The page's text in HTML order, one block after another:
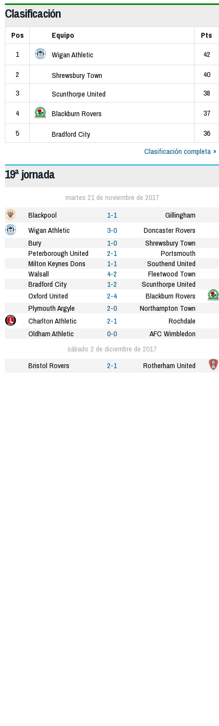
Clasificación
Pos Equipo
Pts
1
Wigan Athletic
42
2
Shrewsbury Town
40
3
Scunthorpe United
38
4
Blackburn Rovers
37
5
Bradford City
36
Clasificación completa
19ª jornada
martes 21 de noviembre de 2017
Blackpool
1-1
Gillingham
Wigan Athletic
3-0
Doncaster Rovers
Bury
1-0
Shrewsbury Town
Peterborough United
2-1
Portsmouth
Milton Keynes Dons
1-1
Southend United
Walsall
4-2
Fleetwood Town
Bradford City
1-2
Scunthorpe United
Oxford United
2-4
Blackburn Rovers
Plymouth Argyle
2-0
Northampton Town
Charlton Athletic
2-1
Rochdale
Oldham Athletic
0-0
AFC Wimbledon
sábado 2 de diciembre de 2017
Bristol Rovers
2-1 Rotherham United